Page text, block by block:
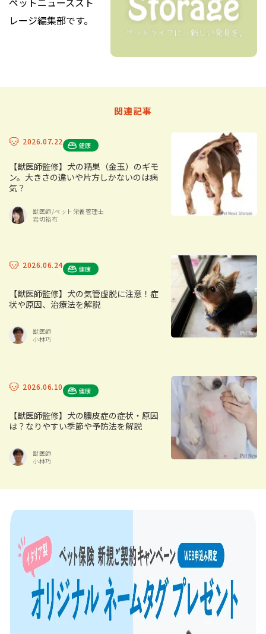
レージ編集部です。
関連記事
2026.07.22 健康
【獣医師監修】犬の精巣（金玉）のギモ
ン。大きさの違いや片方しかないのは病
気？
獣医師/ペット栄養管理士
岩切裕布
2026.06.24 健康
【獣医師監修】犬の気管虚脱に注意！症
状や原因、治療法を解説
獣医師
小林巧
2026.06.10 健康
【獣医師監修】犬の膿皮症の症状・原因
は？なりやすい季節や予防法を解説
獣医師
小林巧